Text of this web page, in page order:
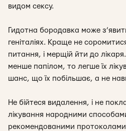
видом сексу.
Гидотна бородавка може
геніталіях. Краще не
питання, і мерщій йти до
менше папілом, то легше їх
шанс, що їх побільшає, а не
Не бійтеся видалення, і не
лікування народними
рекомендованими